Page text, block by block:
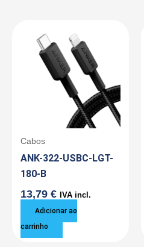
Cabos
ANK-322-USBC-LGT-
180-B
13,79 € IVA incl.
Adicionar ao
carrinho